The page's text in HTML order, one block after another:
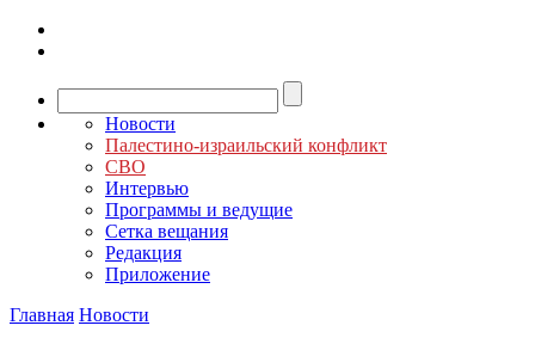
Новости
Палестино-израильский конфликт
СВО
Интервью
Программы и ведущие
Сетка вещания
Редакция
Приложение
Главная Новости